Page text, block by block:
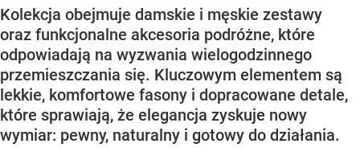
Kolekcja obejmuje damskie i męskie zestawy
oraz funkcjonalne akcesoria podróżne, które
odpowiadają na wyzwania wielogodzinnego
przemieszczania się. Kluczowym elementem są
lekkie, komfortowe fasony i dopracowane detale,
które sprawiają, że elegancja zyskuje nowy
wymiar: pewny, naturalny i gotowy do działania.